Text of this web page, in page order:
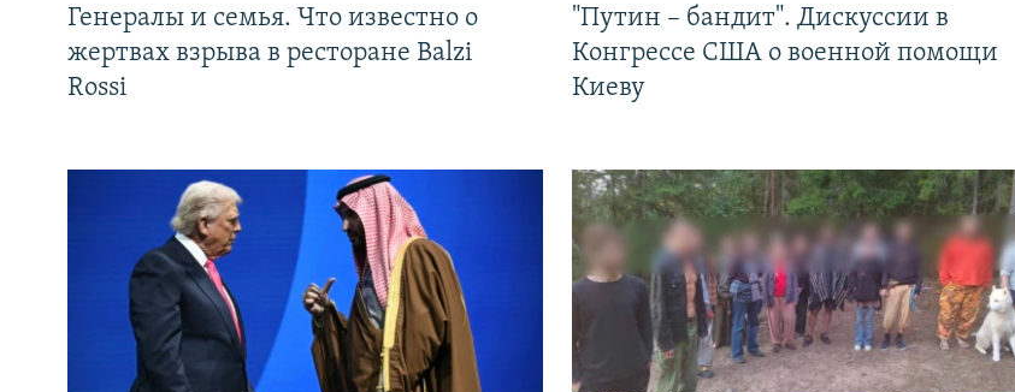
Генералы и семья. Что известно о
жертвах взрыва в ресторане Balzi
Rossi
"Путин – бандит". Дискуссии в
Конгрессе США о военной помощи
Киеву